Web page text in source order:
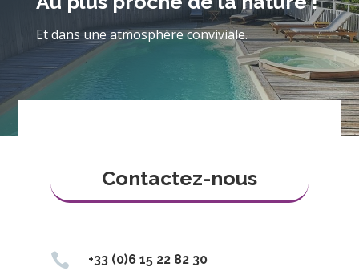
Et dans une atmosphère conviviale.
Contactez-nous
 +33 (0)6 15 22 82 30